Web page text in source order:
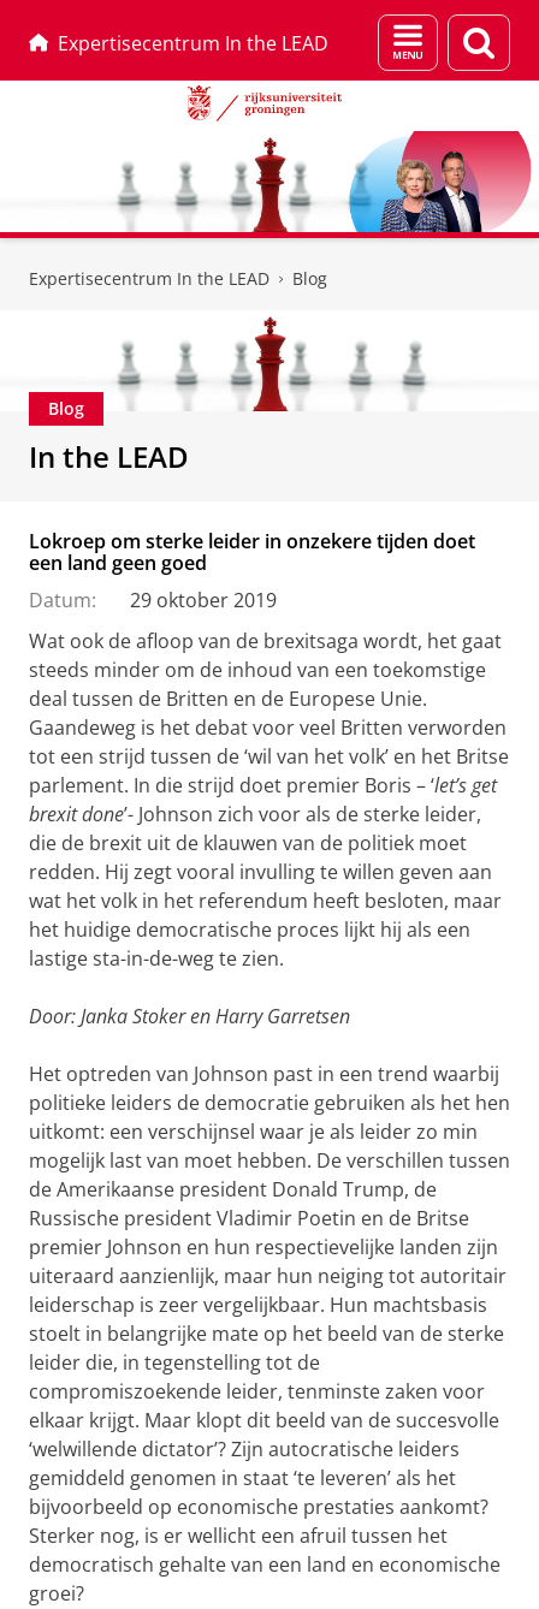
Expertisecentrum In the LEAD
Menu
en
Expertisecentrum In the LEAD Blog
Blog
In the LEAD
Lokroep om sterke leider in onzekere tijden doet
een land geen goed
Datum:
29 oktober 2019
Wat ook de afloop van de brexitsaga wordt, het gaat
steeds minder om de inhoud van een toekomstige
deal tussen de Britten en de Europese Unie.
Gaandeweg is het debat voor veel Britten verworden
tot een strijd tussen de ‘wil van het volk’ en het Britse
parlement. In die strijd doet premier Boris – ‘let’s get
brexit done’- Johnson zich voor als de sterke leider,
die de brexit uit de klauwen van de politiek moet
redden. Hij zegt vooral invulling te willen geven aan
wat het volk in het referendum heeft besloten, maar
het huidige democratische proces lijkt hij als een
lastige sta-in-de-weg te zien.
Door: Janka Stoker en Harry Garretsen
Het optreden van Johnson past in een trend waarbij
politieke leiders de democratie gebruiken als het hen
uitkomt: een verschijnsel waar je als leider zo min
mogelijk last van moet hebben. De verschillen tussen
de Amerikaanse president Donald Trump, de
Russische president Vladimir Poetin en de Britse
premier Johnson en hun respectievelijke landen zijn
uiteraard aanzienlijk, maar hun neiging tot autoritair
leiderschap is zeer vergelijkbaar. Hun machtsbasis
stoelt in belangrijke mate op het beeld van de sterke
leider die, in tegenstelling tot de
compromiszoekende leider, tenminste zaken voor
elkaar krijgt. Maar klopt dit beeld van de succesvolle
‘welwillende dictator’? Zijn autocratische leiders
gemiddeld genomen in staat ‘te leveren’ als het
bijvoorbeeld op economische prestaties aankomt?
Sterker nog, is er wellicht een afruil tussen het
democratisch gehalte van een land en economische
groei?